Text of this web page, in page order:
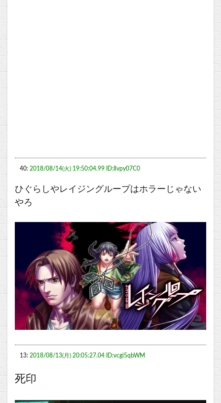
40: 2018/08/14(火) 19:50:04.99 ID:Ilvpy07C0
ひぐらしやレイジングループはホラーじゃない
やろ
13: 2018/08/13(月) 20:05:27.04 ID:vcgi5qbWM
死印